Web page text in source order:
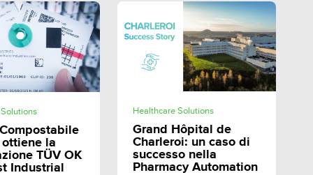
la
TÜV OK
Industrial
Healthcare Solutions
Grand Hôpital de
Charleroi: un caso di
successo nella
Pharmacy Automation